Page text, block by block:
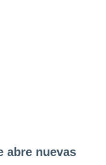
abre nuevas